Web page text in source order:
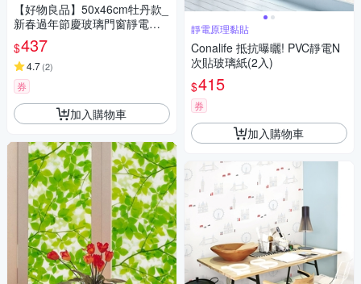
【好物良品】50x46cm牡丹款_
新春過年節慶玻璃門窗靜電窗
$437
4.7(2)
券
加入購物車
靜電原理黏貼
Conalife 抵抗曝曬! PVC靜電N
次貼玻璃紙(2入)
$415
券
加入購物車